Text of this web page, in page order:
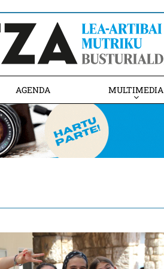
AGENDA MULTIMEDIA